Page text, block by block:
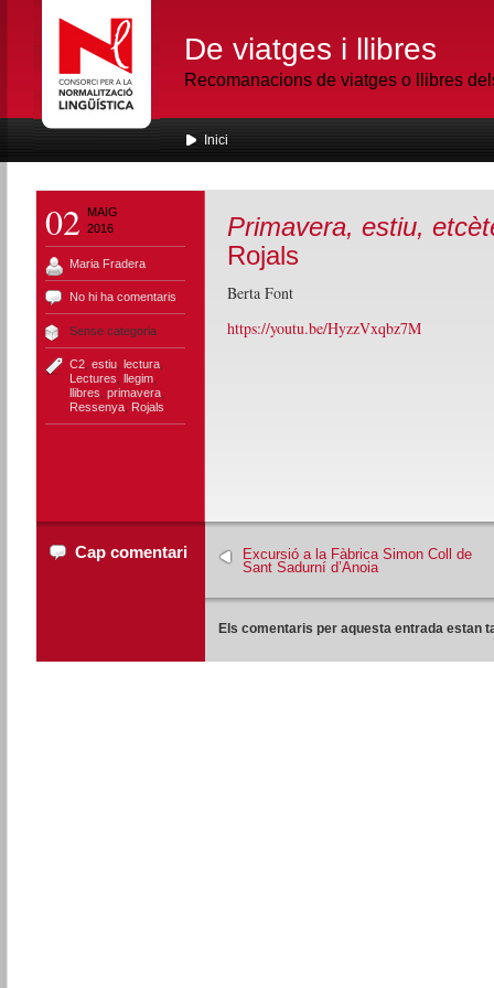
De viatges i llibres
Recomanacions de viatges o llibres
Inici
02
MAIG
2016
Maria Fradera
No hi ha comentaris
Sense categoria
C2, estiu, lectura,
Lectures llegim,
llibres primavera,
Ressenya, Rojals
Primavera, estiu,
Rojals
Berta Font
https://youtu.be/HyzzVxqbz7M
Cap comentari
Excursió a la Fàbrica Simon Coll de
Sant Sadurní d’Anoia
Els comentaris per aquesta entrada estan